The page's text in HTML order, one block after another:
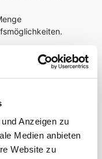
Anzeigen zu
Medien anbieten
Website zu
Lebens